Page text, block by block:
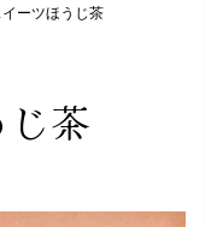
イーツほうじ茶
じ茶